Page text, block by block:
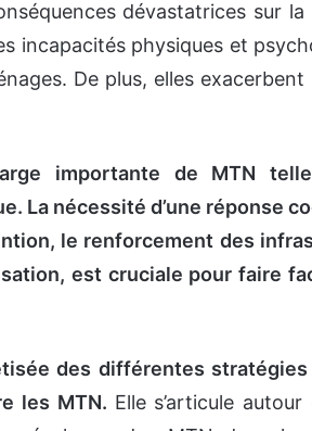
dévastatrices sur la
incapacités physiques et
De plus, elles
importante de MTN
La nécessité d’une réponse
le renforcement des
est cruciale pour faire
des différentes stratégies
les MTN. Elle s’articule